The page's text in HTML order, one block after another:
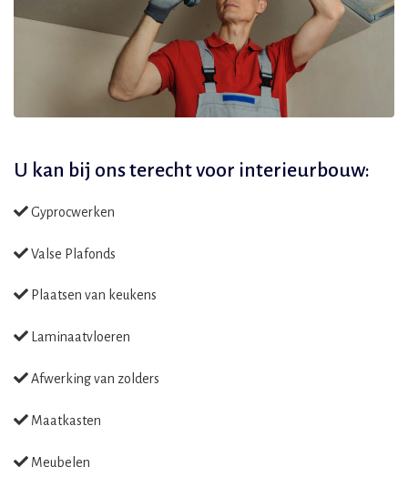
U kan bij ons terecht voor interieurbouw:
Gyprocwerken
Valse Plafonds
Plaatsen van keukens
Laminaatvloeren
Afwerking van zolders
Maatkasten
Meubelen